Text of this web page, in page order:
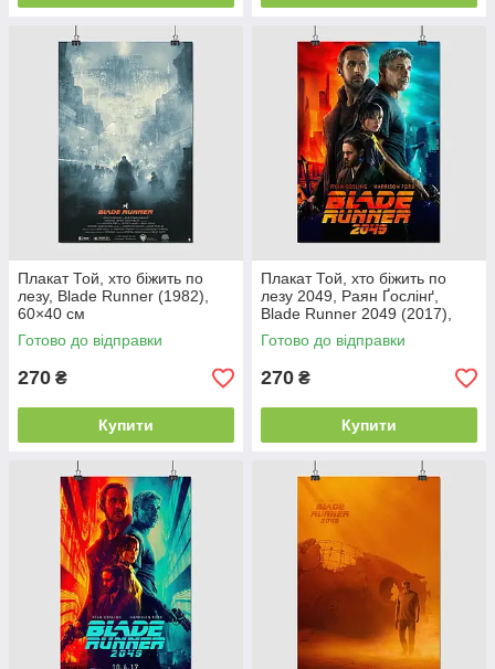
Плакат Той, хто біжить по
лезу, Blade Runner (1982),
60×40 см
Готово до відправки
270 ₴
Купити
Плакат Той, хто біжить по
лезу 2049, Раян Ґослінґ,
Blade Runner 2049 (2017),
Gosling, 60×43 см
Готово до відправки
270 ₴
Купити